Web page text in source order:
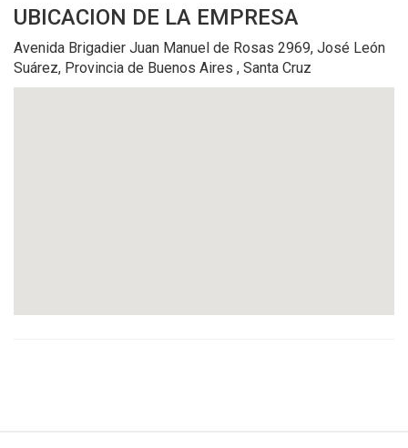
MAPA
SITIO
QUIENES
UBICACION DE LA EMPRESA
Avenida Brigadier Juan Manuel de Rosas 2969, José León
Suárez, Provincia de Buenos Aires , Santa Cruz